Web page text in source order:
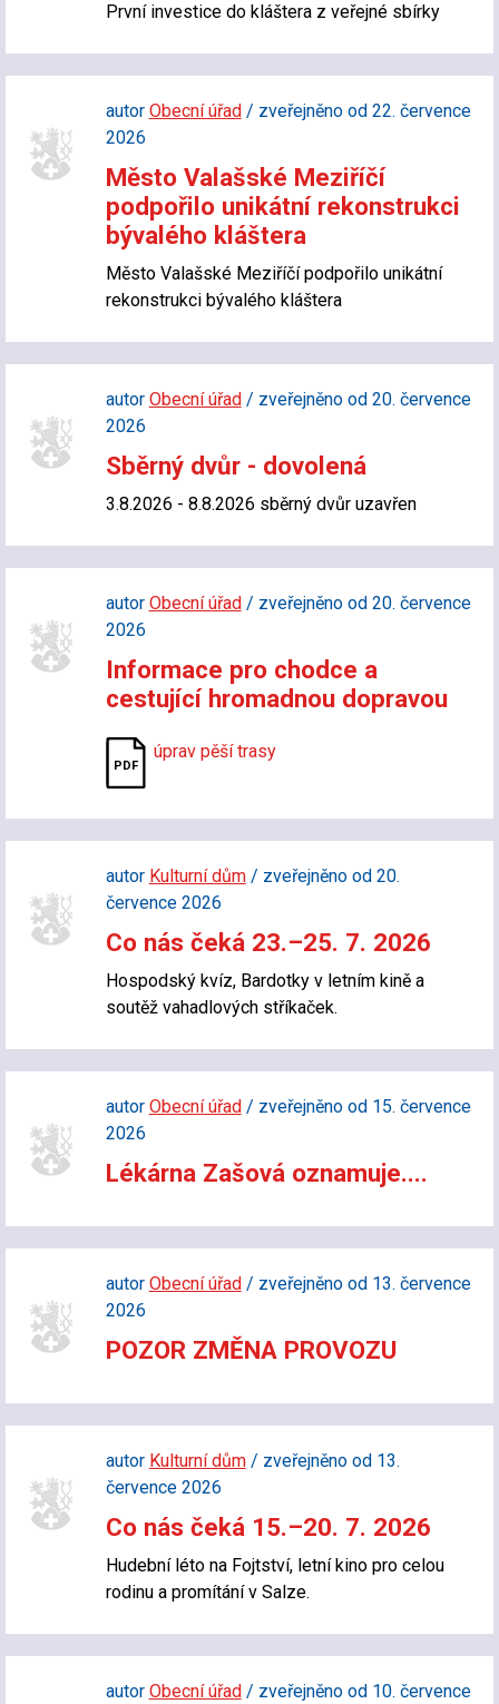
První investice do kláštera z veřejné sbírky
autor Obecní úřad/ zveřejněno od 22. července
2026
Město Valašské Meziříčí
podpořilo unikátní rekonstrukci
bývalého kláštera
Město Valašské Meziříčí podpořilo unikátní
rekonstrukci bývalého kláštera
autor Obecní úřad/ zveřejněno od 20. července
2026
Sběrný dvůr - dovolená
3.8.2026 - 8.8.2026 sběrný dvůr uzavřen
autor Obecní úřad/ zveřejněno od 20. července
2026
Informace pro chodce a
cestující hromadnou dopravou
úprav pěší trasy
autor Kulturní dům/ zveřejněno od 20.
července 2026
Co nás čeká 23.–25. 7. 2026
Hospodský kvíz, Bardotky v letním kině a
soutěž vahadlových stříkaček.
autor Obecní úřad/ zveřejněno od 15. července
2026
Lékárna Zašová oznamuje....
autor Obecní úřad/ zveřejněno od 13. července
2026
POZOR ZMĚNA PROVOZU
autor Kulturní dům/ zveřejněno od 13.
července 2026
Co nás čeká 15.–20. 7. 2026
Hudební léto na Fojtství, letní kino pro celou
rodinu a promítání v Salze.
autor Obecní úřad/ zveřejněno od 10. července